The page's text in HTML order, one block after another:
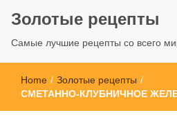
Золотые рецепты
Самые лучшие рецепты со всего
Home / Золотые рецепты /
СМЕТАННО-КЛУБНИЧНОЕ